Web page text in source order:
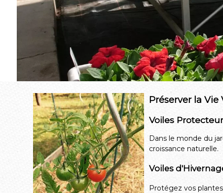
Préserver la
Voiles
Dans le monde du
croissance naturelle.
Voiles
Protégez vos